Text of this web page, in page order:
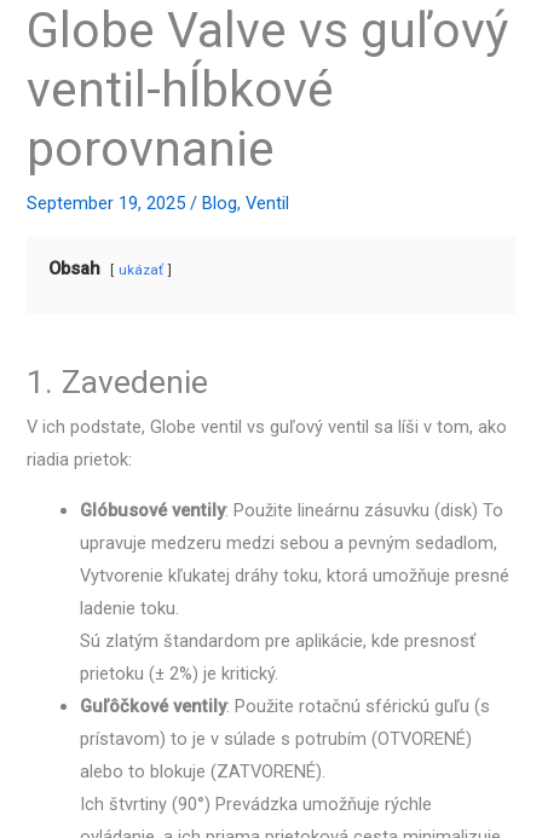
Globe Valve vs guľový
ventil-hĺbkové
porovnanie
September 19, 2025/Blog,Ventil
Obsah ukázať
1. Zavedenie
V ich podstate, Globe ventil vs guľový ventil sa líši v tom, ako
riadia prietok:
Glóbusové ventily: Použite lineárnu zásuvku (disk) To
upravuje medzeru medzi sebou a pevným sedadlom,
Vytvorenie kľukatej dráhy toku, ktorá umožňuje presné
ladenie toku.
Sú zlatým štandardom pre aplikácie, kde presnosť
prietoku (± 2%) je kritický.
Guľôčkové ventily: Použite rotačnú sférickú guľu (s
prístavom) to je v súlade s potrubím (OTVORENÉ)
alebo to blokuje (ZATVORENÉ).
Ich štvrtiny (90°) Prevádzka umožňuje rýchle